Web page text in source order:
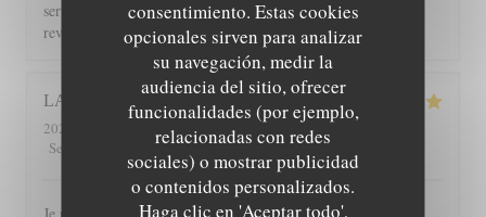
consentimiento. Estas cookies
opcionales sirven para analizar
su navegación, medir la
audiencia del sitio, ofrecer
funcionalidades (por ejemplo,
relacionadas con redes
sociales) o mostrar publicidad
o contenidos personalizados.
Haga clic en 'Aceptar todo',
serveuses un accueil chaleureux. Comme d'habitude j'y
reviendrai 😉
LAURENCE
2026-08-04
- 12:30 - Invitados 10
Servicio
Ambiente: 5/5 Menú:5/5 Calidad / Precio